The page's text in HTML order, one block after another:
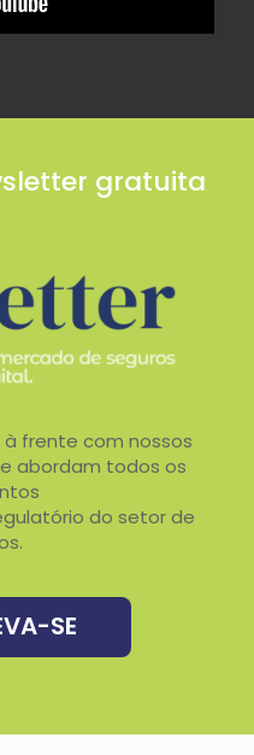
gratuita
frente com nossos
abordam todos os
do setor de
SE